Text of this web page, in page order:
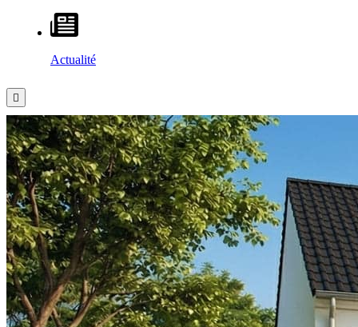
Actualité